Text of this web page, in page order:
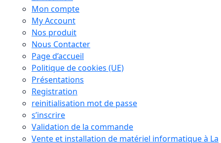
Mon compte
My Account
Nos produit
Nous Contacter
Page d’accueil
Politique de cookies (UE)
Présentations
Registration
reinitialisation mot de passe
s’inscrire
Validation de la commande
Vente et installation de matériel informatique à La